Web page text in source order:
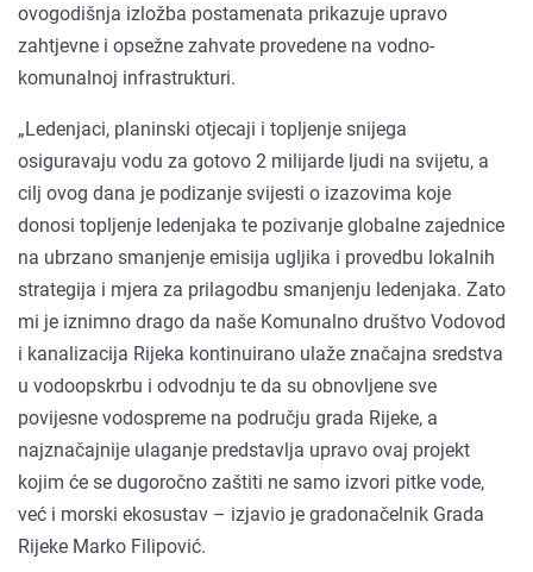
ovogodišnja izložba postamenata prikazuje upravo
zahtjevne i opsežne zahvate provedene na vodno-
komunalnoj infrastrukturi.
„Ledenjaci, planinski otjecaji i topljenje snijega
osiguravaju vodu za gotovo 2 milijarde ljudi na svijetu, a
cilj ovog dana je podizanje svijesti o izazovima koje
donosi topljenje ledenjaka te pozivanje globalne zajednice
na ubrzano smanjenje emisija ugljika i provedbu lokalnih
strategija i mjera za prilagodbu smanjenju ledenjaka. Zato
mi je iznimno drago da naše Komunalno društvo Vodovod
i kanalizacija Rijeka kontinuirano ulaže značajna sredstva
u vodoopskrbu i odvodnju te da su obnovljene sve
povijesne vodospreme na području grada Rijeke, a
najznačajnije ulaganje predstavlja upravo ovaj projekt
kojim će se dugoročno zaštiti ne samo izvori pitke vode,
već i morski ekosustav – izjavio je gradonačelnik Grada
Rijeke Marko Filipović.